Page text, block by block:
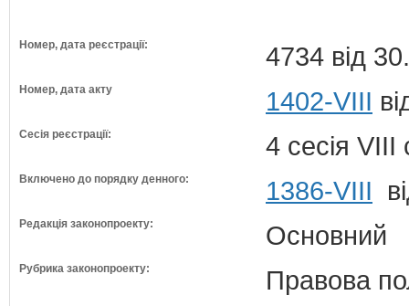
Номер, дата реєстрації: 4734 від
Номер, дата акту 1402-VIII
Сесія реєстрації: 4 сесія VIII
Включено до порядку денного: 1386-VIII
Редакція законопроекту: Основний
Рубрика законопроекту: Правова